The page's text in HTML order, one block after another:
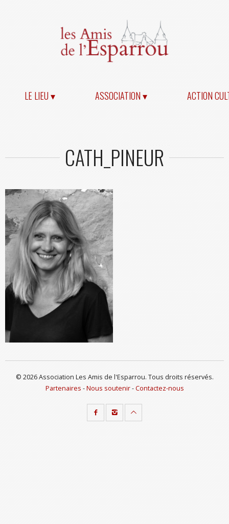
LE LIEU ▾ ASSOCIATION ▾ ACTION
CATH_PINEUR
© 2026 Association Les Amis de l'Esparrou. Tous droits réservés.
Partenaires -Nous soutenir-Contactez-nous